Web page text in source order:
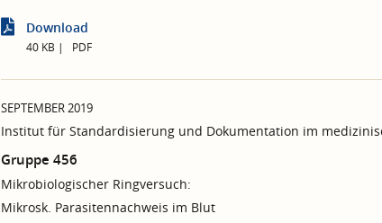
Download
40 KB PDF
SEPTEMBER 2019
Institut für Standardisierung und Dokumentation im
Gruppe 456
Mikrobiologischer Ringversuch:
Mikrosk. Parasitennachweis im Blut